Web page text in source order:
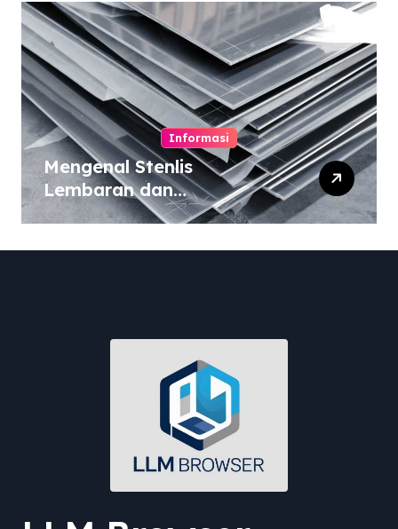
Informasi
Mengenal Stenlis
Lembaran dan
Komposisinya